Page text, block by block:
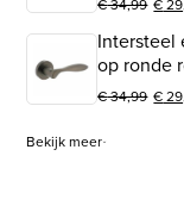
€34,99 €
Huidige prijs
Intersteel
op ronde
€34,99 €
Huidige prijs
Bekijk meer